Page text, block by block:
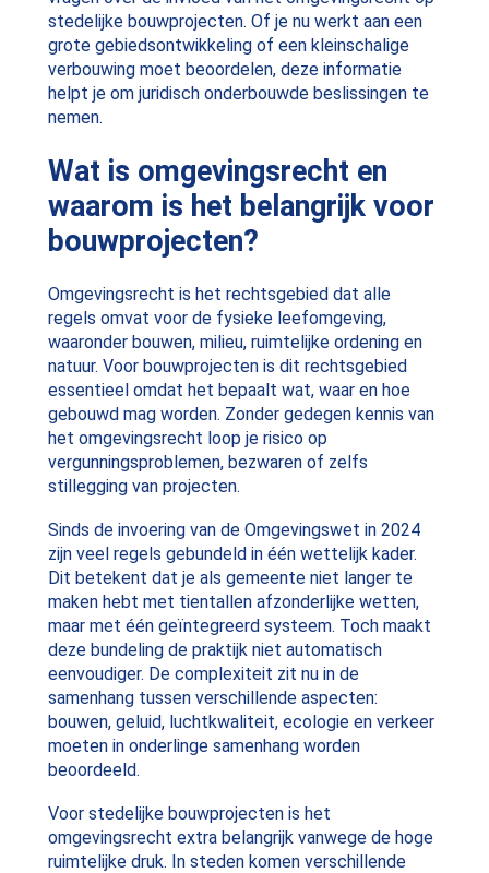
stedelijke bouwprojecten. Of je nu werkt aan een
grote gebiedsontwikkeling of een kleinschalige
verbouwing moet beoordelen, deze informatie
helpt je om juridisch onderbouwde beslissingen te
nemen.
Wat is omgevingsrecht en
waarom is het belangrijk voor
bouwprojecten?
Omgevingsrecht is het rechtsgebied dat alle
regels omvat voor de fysieke leefomgeving,
waaronder bouwen, milieu, ruimtelijke ordening en
natuur. Voor bouwprojecten is dit rechtsgebied
essentieel omdat het bepaalt wat, waar en hoe
gebouwd mag worden. Zonder gedegen kennis van
het omgevingsrecht loop je risico op
vergunningsproblemen, bezwaren of zelfs
stillegging van projecten.
Sinds de invoering van de Omgevingswet in 2024
zijn veel regels gebundeld in één wettelijk kader.
Dit betekent dat je als gemeente niet langer te
maken hebt met tientallen afzonderlijke wetten,
maar met één geïntegreerd systeem. Toch maakt
deze bundeling de praktijk niet automatisch
eenvoudiger. De complexiteit zit nu in de
samenhang tussen verschillende aspecten:
bouwen, geluid, luchtkwaliteit, ecologie en verkeer
moeten in onderlinge samenhang worden
beoordeeld.
Voor stedelijke bouwprojecten is het
omgevingsrecht extra belangrijk vanwege de hoge
ruimtelijke druk. In steden komen verschillende